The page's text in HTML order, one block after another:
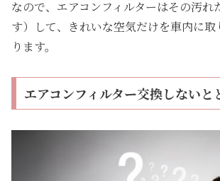
なので、エアコンフィルターはその汚れ
す）して、きれいな空気だけを車内に取
ります。
エアコンフィルター交換しないと